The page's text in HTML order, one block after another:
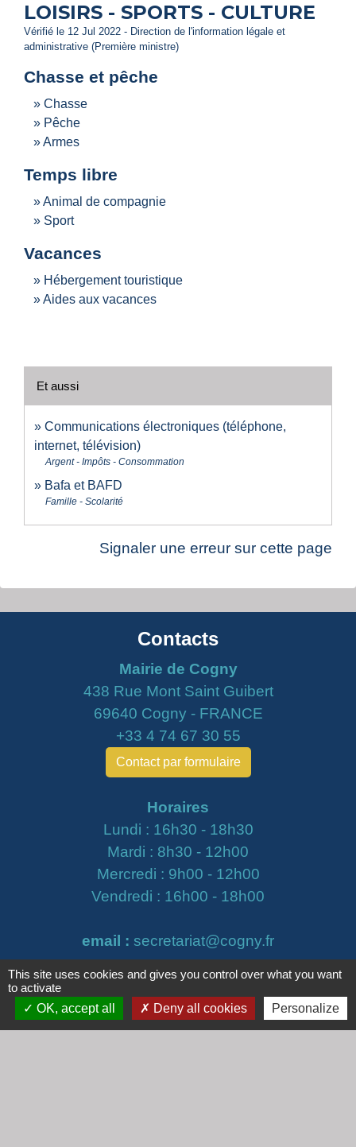
LOISIRS - SPORTS - CULTURE
Vérifié le 12 Jul 2022 - Direction de l'information légale et
administrative (Première ministre)
Chasse et pêche
Chasse
Pêche
Armes
Temps libre
Animal de compagnie
Sport
Vacances
Hébergement touristique
Aides aux vacances
Et aussi
Communications électroniques (téléphone,
internet, télévision)
Argent - Impôts - Consommation
Bafa et BAFD
Famille - Scolarité
Signaler une erreur sur cette page
Contacts
Mairie de Cogny
438 Rue Mont Saint Guibert
69640 Cogny - FRANCE
+33 4 74 67 30 55
Contact par formulaire
Horaires
Lundi : 16h30 - 18h30
Mardi : 8h30 - 12h00
Mercredi : 9h00 - 12h00
Vendredi : 16h00 - 18h00
email : secretariat@cogny.fr
Liens
This site uses cookies and gives you control over what you want
to activate
OK, accept all
Deny all cookies Personalize